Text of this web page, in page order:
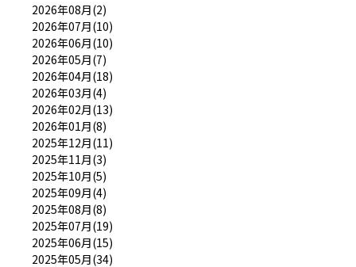
2026年08月(2)
2026年07月(10)
2026年06月(10)
2026年05月(7)
2026年04月(18)
2026年03月(4)
2026年02月(13)
2026年01月(8)
2025年12月(11)
2025年11月(3)
2025年10月(5)
2025年09月(4)
2025年08月(8)
2025年07月(19)
2025年06月(15)
2025年05月(34)